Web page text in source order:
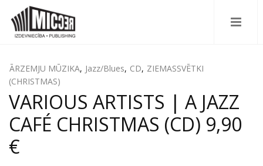
ĀRZEMJU MŪZIKA, Jazz/Blues, CD, ZIEMASSVĒTKI
(CHRISTMAS)
VARIOUS ARTISTS | A JAZZ
CAFÉ CHRISTMAS (CD) 9,90
€